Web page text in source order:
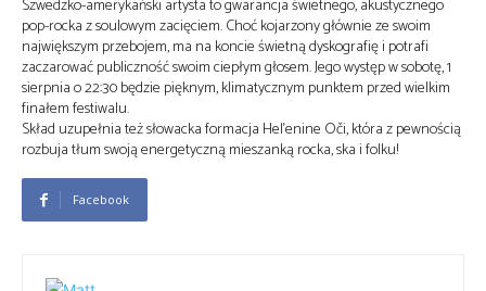
Szwedzko-amerykański artysta to gwarancja świetnego, akustycznego
pop-rocka z soulowym zacięciem. Choć kojarzony głównie ze swoim
największym przebojem, ma na koncie świetną dyskografię i potrafi
zaczarować publiczność swoim ciepłym głosem. Jego występ w sobotę, 1
sierpnia o 22:30 będzie pięknym, klimatycznym punktem przed wielkim
finałem festiwalu.
Skład uzupełnia też słowacka formacja Heľenine Oči, która z pewnością
rozbuja tłum swoją energetyczną mieszanką rocka, ska i folku!
Facebook